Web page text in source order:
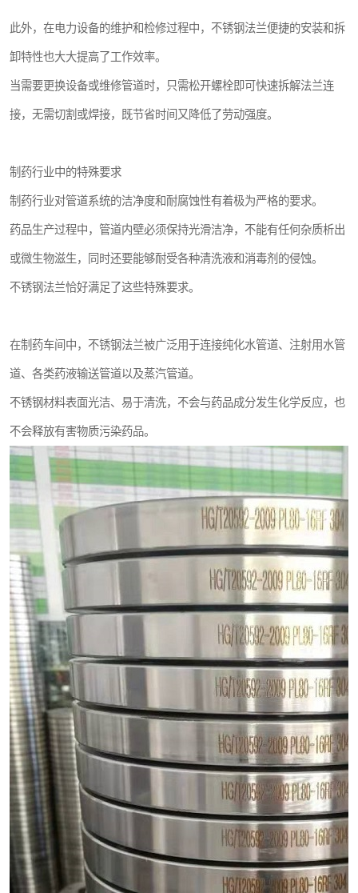
此外，在电力设备的维护和检修过程中，不锈钢法兰便捷的安装和拆
卸特性也大大提高了工作效率。
当需要更换设备或维修管道时，只需松开螺栓即可快速拆解法兰连
接，无需切割或焊接，既节省时间又降低了劳动强度。
制药行业中的特殊要求
制药行业对管道系统的洁净度和耐腐蚀性有着极为严格的要求。
药品生产过程中，管道内壁必须保持光滑洁净，不能有任何杂质析出
或微生物滋生，同时还要能够耐受各种清洗液和消毒剂的侵蚀。
不锈钢法兰恰好满足了这些特殊要求。
在制药车间中，不锈钢法兰被广泛用于连接纯化水管道、注射用水管
道、各类药液输送管道以及蒸汽管道。
不锈钢材料表面光洁、易于清洗，不会与药品成分发生化学反应，也
不会释放有害物质污染药品。